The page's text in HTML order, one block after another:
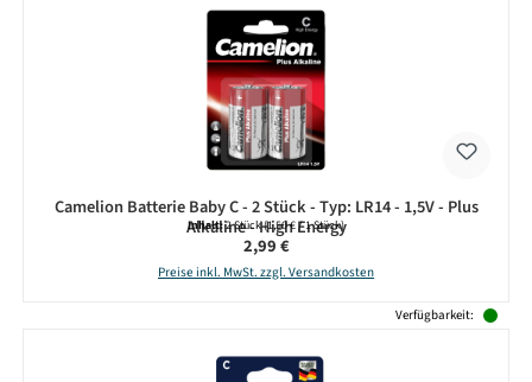
Camelion Batterie Baby C - 2 Stück - Typ: LR14 - 1,5V - Plus
Alkaline - High Energy
Inhalt:2 Stück(1,50 € / 1 Stück)
Regulärer Preis:
2,99 €
Preise inkl. MwSt. zzgl. Versandkosten
Verfügbarkeit: